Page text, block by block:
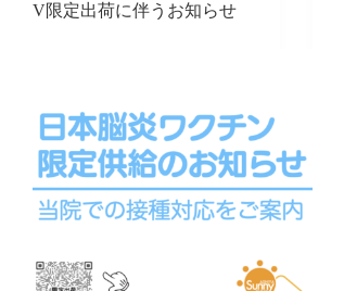
V限定出荷に伴うお知らせ